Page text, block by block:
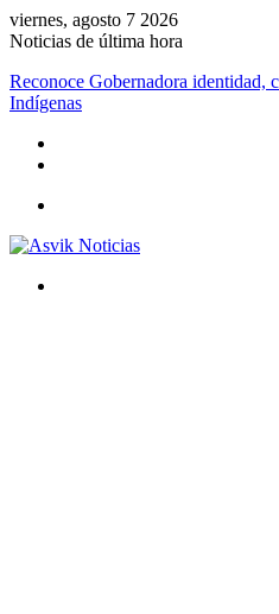
viernes, agosto 7 2026
Noticias de última hora
Reconoce Gobernadora identidad,
Indígenas